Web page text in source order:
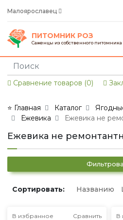
Малоярославец
ПИТОМНИК РОЗ
Саженцы из собственного питомника
Сравнение товаров (0)
⭐ Главная Каталог
Ежевика
Ежевика не
Ежевика не
Сортировать: Названию
В избранное Сравнить В